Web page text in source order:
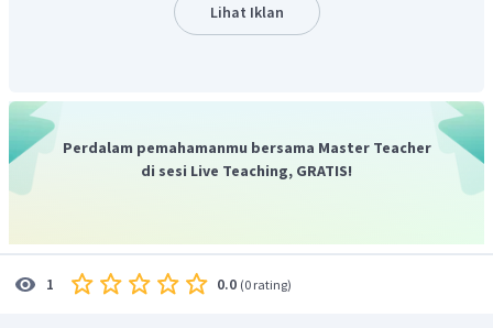
Lihat Iklan
Perdalam pemahamanmu bersama Master Teacher
di sesi Live Teaching, GRATIS!
1 0.0 (0 rating)